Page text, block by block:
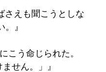
さえも聞こうとしな
』
こう命じられた。
せん。」』